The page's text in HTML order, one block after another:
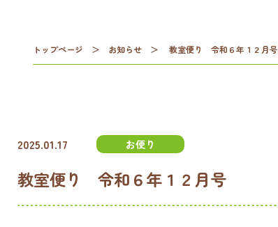
トップページ ＞ お知らせ ＞ 教室便り 令和６年１２月号
2025.01.17 お便り
教室便り 令和６年１２月号